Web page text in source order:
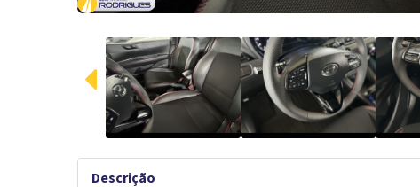
Descrição